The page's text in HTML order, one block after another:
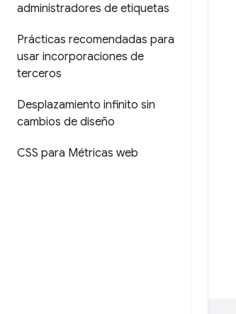
administradores de etiquetas
Prácticas recomendadas para
usar incorporaciones de
terceros
Desplazamiento infinito sin
cambios de diseño
CSS para Métricas web